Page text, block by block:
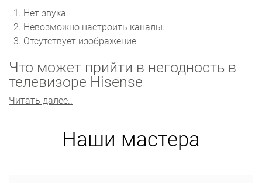
Нет звука.
Невозможно настроить каналы.
Отсутствует изображение.
Что может прийти в негодность в
телевизоре Hisense
Самые уязвимые узлы устройства: матрица, модуль
проблем также проявляется с прошивкой.
Главный компонент устройства ‒ матрица. Матрица не
Читать далее..
Наши мастера